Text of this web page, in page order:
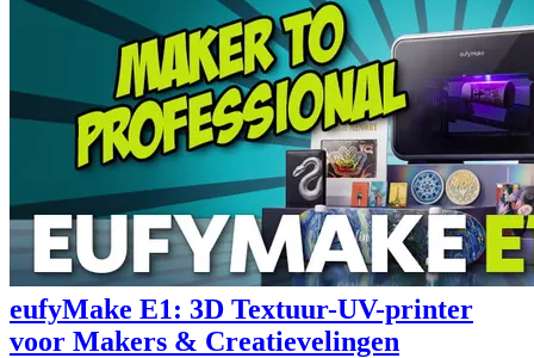
eufyMake E1: 3D Textuur-UV-printer
voor Makers & Creatievelingen